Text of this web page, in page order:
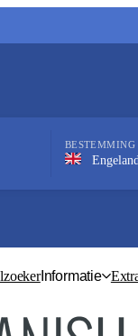
BESTEMMING
Engeland,
Informatie